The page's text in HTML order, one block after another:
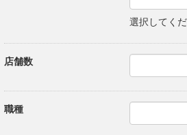
選択してく
店舗数
職種